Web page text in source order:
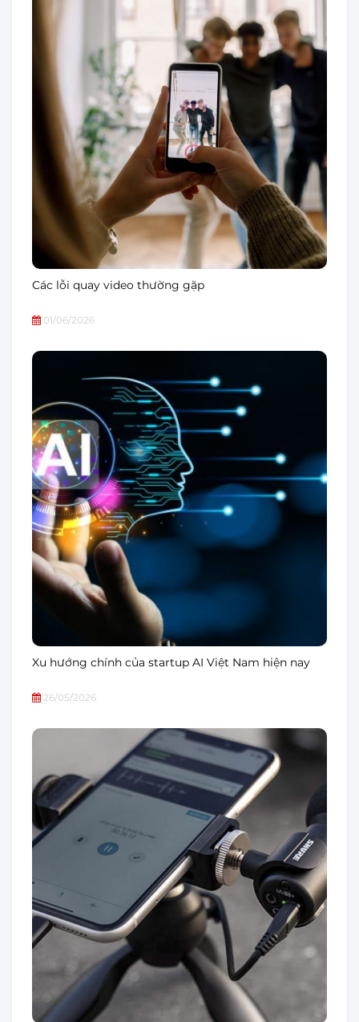
Các lỗi quay video thường gặp
01/06/2026
Xu hướng chính của startup AI Việt Nam hiện nay
26/05/2026